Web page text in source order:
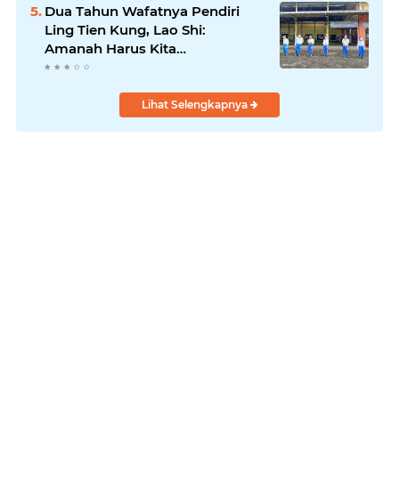
Dua Tahun Wafatnya Pendiri
Ling Tien Kung, Lao Shi:
Amanah Harus Kita
Laksanakan!
Lihat Selengkapnya